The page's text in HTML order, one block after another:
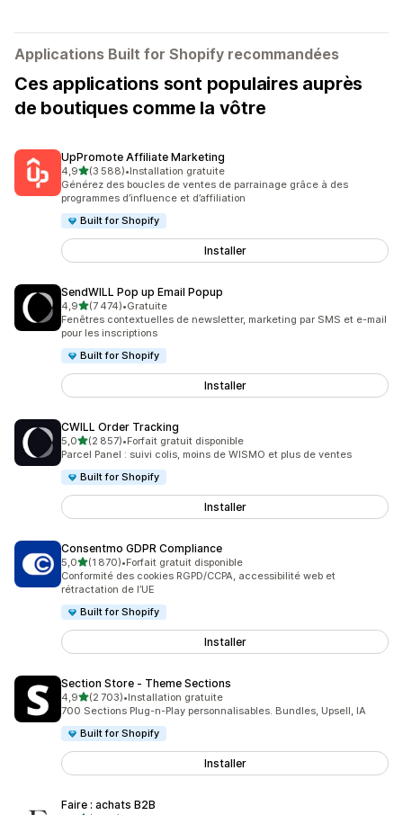
Applications Built for Shopify recommandées
Ces applications sont populaires auprès
de boutiques comme la vôtre
UpPromote Affiliate Marketing
4,9étoile(s) sur 5
(3 588)
3588 avis au total
•Installation gratuite
Générez des boucles de ventes de parrainage grâce à des
programmes d’influence et d’affiliation
Built for Shopify
Installer
SendWILL Pop up Email Popup
4,9étoile(s) sur 5
(7 474)
7474 avis au total
•Gratuite
Fenêtres contextuelles de newsletter, marketing par SMS et e-mail
pour les inscriptions
Built for Shopify
Installer
CWILL Order Tracking
5,0étoile(s) sur 5
(2 857)
2857 avis au total
•Forfait gratuit disponible
Parcel Panel : suivi colis, moins de WISMO et plus de ventes
Built for Shopify
Installer
Consentmo GDPR Compliance
5,0étoile(s) sur 5
(1 870)
1870 avis au total
•Forfait gratuit disponible
Conformité des cookies RGPD/CCPA, accessibilité web et
rétractation de l’UE
Built for Shopify
Installer
Section Store ‑ Theme Sections
4,9étoile(s) sur 5
(2 703)
2703 avis au total
•Installation gratuite
700 Sections Plug-n-Play personnalisables. Bundles, Upsell, IA
Built for Shopify
Installer
Faire : achats B2B